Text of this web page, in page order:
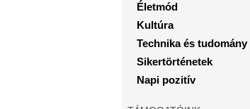
Életmód
Kultúra
Technika és tudomány
Sikertörténetek
Napi pozitív